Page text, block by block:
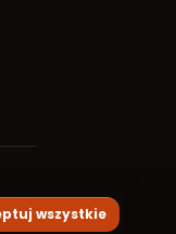
wszystkie